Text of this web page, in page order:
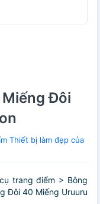
Đôi
Thiết bị làm đẹp của
trang điểm > Bông
Đôi 40 Miếng Uruuru